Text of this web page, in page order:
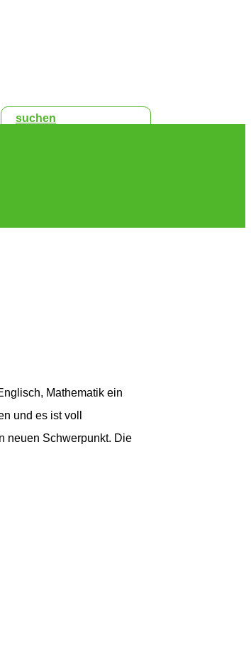
Mathematik ein
und es ist voll
neuen Schwerpunkt. Die